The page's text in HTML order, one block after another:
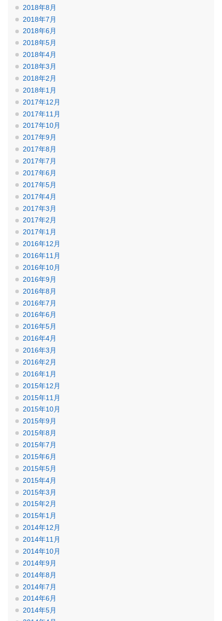
2018年8月
2018年7月
2018年6月
2018年5月
2018年4月
2018年3月
2018年2月
2018年1月
2017年12月
2017年11月
2017年10月
2017年9月
2017年8月
2017年7月
2017年6月
2017年5月
2017年4月
2017年3月
2017年2月
2017年1月
2016年12月
2016年11月
2016年10月
2016年9月
2016年8月
2016年7月
2016年6月
2016年5月
2016年4月
2016年3月
2016年2月
2016年1月
2015年12月
2015年11月
2015年10月
2015年9月
2015年8月
2015年7月
2015年6月
2015年5月
2015年4月
2015年3月
2015年2月
2015年1月
2014年12月
2014年11月
2014年10月
2014年9月
2014年8月
2014年7月
2014年6月
2014年5月